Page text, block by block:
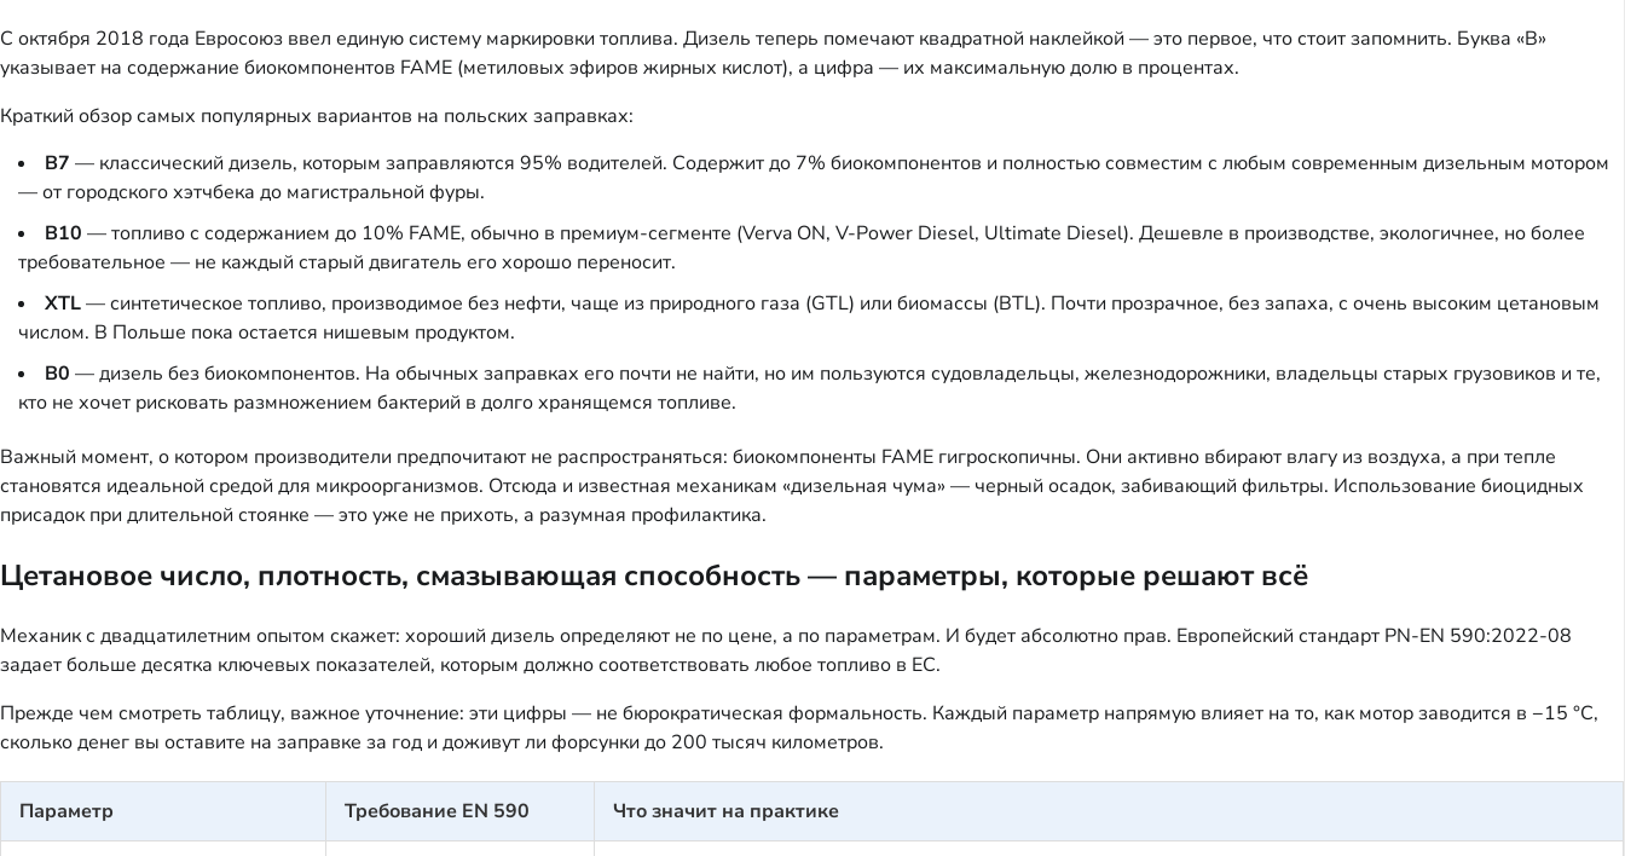
С октября 2018 года Евросоюз ввел единую систему маркировки топлива. Дизель теперь помечают квадратной наклейкой — это первое, что стоит запомнить. Буква «B»
указывает на содержание биокомпонентов FAME (метиловых эфиров жирных кислот), а цифра — их максимальную долю в процентах.
Краткий обзор самых популярных вариантов на польских заправках:
B7 — классический дизель, которым заправляются 95% водителей. Содержит до 7% биокомпонентов и полностью совместим с любым современным дизельным мотором
— от городского хэтчбека до магистральной фуры.
B10 — топливо с содержанием до 10% FAME, обычно в премиум-сегменте (Verva ON, V-Power Diesel, Ultimate Diesel). Дешевле в производстве, экологичнее, но более
требовательное — не каждый старый двигатель его хорошо переносит.
XTL— синтетическое топливо, производимое без нефти, чаще из природного газа (GTL) или биомассы (BTL). Почти прозрачное, без запаха, с очень высоким цетановым
числом. В Польше пока остается нишевым продуктом.
B0 — дизель без биокомпонентов. На обычных заправках его почти не найти, но им пользуются судовладельцы, железнодорожники, владельцы старых грузовиков и те,
кто не хочет рисковать размножением бактерий в долго хранящемся топливе.
Важный момент, о котором производители предпочитают не распространяться: биокомпоненты FAME гигроскопичны. Они активно вбирают влагу из воздуха, а при тепле
становятся идеальной средой для микроорганизмов. Отсюда и известная механикам «дизельная чума» — черный осадок, забивающий фильтры. Использование биоцидных
присадок при длительной стоянке — это уже не прихоть, а разумная профилактика.
Цетановое число, плотность, смазывающая способность — параметры, которые решают всё
Механик с двадцатилетним опытом скажет: хороший дизель определяют не по цене, а по параметрам. И будет абсолютно прав. Европейский стандарт PN-EN 590:2022-08
задает больше десятка ключевых показателей, которым должно соответствовать любое топливо в ЕС.
Прежде чем смотреть таблицу, важное уточнение: эти цифры — не бюрократическая формальность. Каждый параметр напрямую влияет на то, как мотор заводится в −15 °C,
сколько денег вы оставите на заправке за год и доживут ли форсунки до 200 тысяч километров.
Параметр Требование EN 590 Что значит на практике